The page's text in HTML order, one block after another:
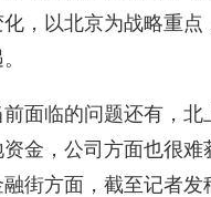
，以北京为战略重点
面临的问题还有，北
金，公司方面也很难
街方面，截至记者发